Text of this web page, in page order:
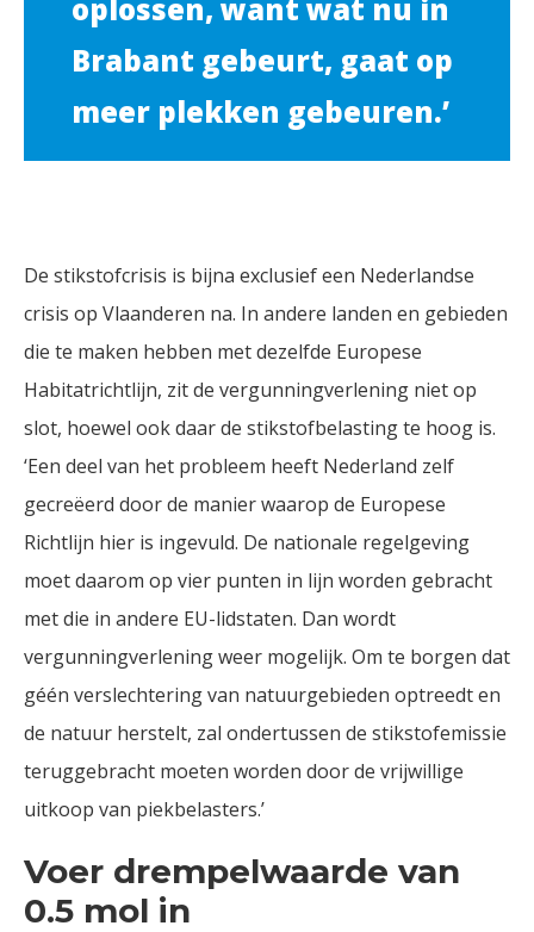
oplossen, want wat nu in
Brabant gebeurt, gaat op
meer plekken gebeuren.’
De stikstofcrisis is bijna exclusief een Nederlandse
crisis op Vlaanderen na. In andere landen en gebieden
die te maken hebben met dezelfde Europese
Habitatrichtlijn, zit de vergunningverlening niet op
slot, hoewel ook daar de stikstofbelasting te hoog is.
‘Een deel van het probleem heeft Nederland zelf
gecreëerd door de manier waarop de Europese
Richtlijn hier is ingevuld. De nationale regelgeving
moet daarom op vier punten in lijn worden gebracht
met die in andere EU-lidstaten. Dan wordt
vergunningverlening weer mogelijk. Om te borgen dat
géén verslechtering van natuurgebieden optreedt en
de natuur herstelt, zal ondertussen de stikstofemissie
teruggebracht moeten worden door de vrijwillige
uitkoop van piekbelasters.’
Voer drempelwaarde van
0.5 mol in